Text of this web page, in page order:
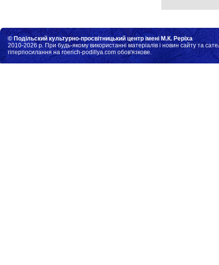
© Подільский культурно-просвітницький центр імені М.К. Реріха
2010-2026 р. При будь-якому використанні матеріалів і новин сайту та
гіперпосилання на roerich-podillya.com обов'язкове.